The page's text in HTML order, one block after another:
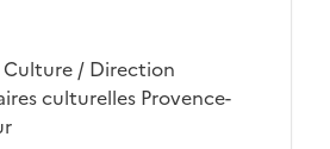
/ Direction
culturelles Provence-